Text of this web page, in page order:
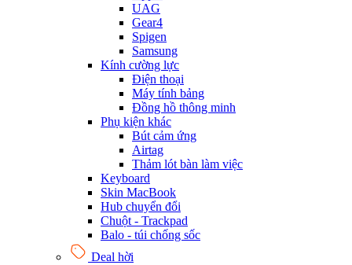
UAG
Gear4
Spigen
Samsung
Kính cường lực
Điện thoại
Máy tính bảng
Đồng hồ thông minh
Phụ kiện khác
Bút cảm ứng
Airtag
Thảm lót bàn làm việc
Keyboard
Skin MacBook
Hub chuyển đổi
Chuột - Trackpad
Balo - túi chống sốc
Deal hời